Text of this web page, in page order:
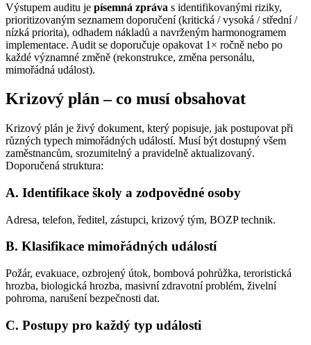
Výstupem auditu je písemná zpráva s identifikovanými riziky,
prioritizovaným seznamem doporučení (kritická / vysoká / střední /
nízká priorita), odhadem nákladů a navrženým harmonogramem
implementace. Audit se doporučuje opakovat 1× ročně nebo po
každé významné změně (rekonstrukce, změna personálu,
mimořádná událost).
Krizový plán – co musí obsahovat
Krizový plán je živý dokument, který popisuje, jak postupovat při
různých typech mimořádných událostí. Musí být dostupný všem
zaměstnancům, srozumitelný a pravidelně aktualizovaný.
Doporučená struktura:
A. Identifikace školy a zodpovědné osoby
Adresa, telefon, ředitel, zástupci, krizový tým, BOZP technik.
B. Klasifikace mimořádných událostí
Požár, evakuace, ozbrojený útok, bombová pohrůžka, teroristická
hrozba, biologická hrozba, masivní zdravotní problém, živelní
pohroma, narušení bezpečnosti dat.
C. Postupy pro každý typ události